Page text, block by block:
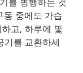
동 중에도 가습
고, 하루에 몇
기를 교환하세